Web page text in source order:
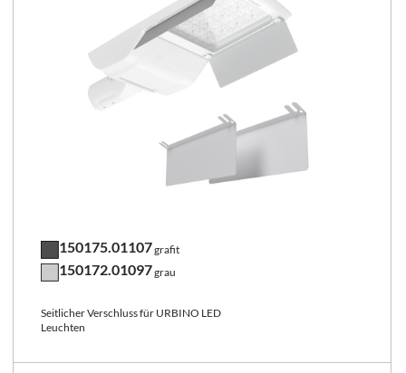
150175.01107grafit
150172.01097grau
Seitlicher Verschluss für URBINO LED
Leuchten